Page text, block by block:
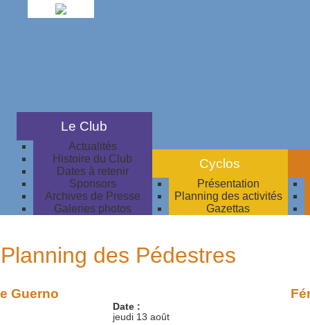
Le Club
Actualités
Histoire du Club
Dates à retenir
Sponsors
Archives de Presse
Galeries photos
Cyclos
Présentation
Planning des activités
Gazettas
Planning des Pédestres
Guerno
Date :
jeudi 13 août